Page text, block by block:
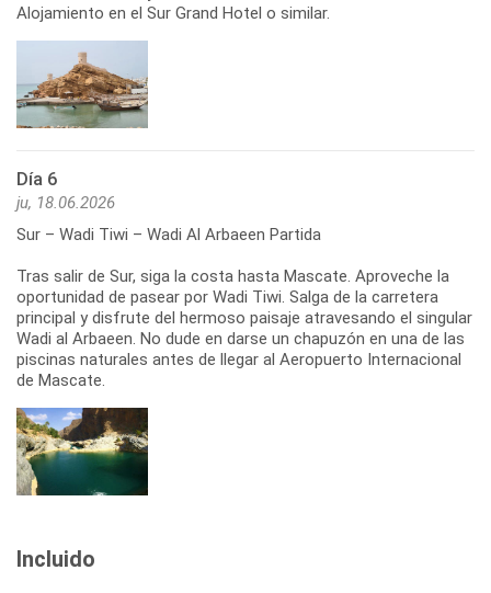
Alojamiento en el Sur Grand Hotel o similar.
Día 6
ju, 18.06.2026
Sur – Wadi Tiwi – Wadi Al Arbaeen Partida
Tras salir de Sur, siga la costa hasta Mascate. Aproveche la
oportunidad de pasear por Wadi Tiwi. Salga de la carretera
principal y disfrute del hermoso paisaje atravesando el singular
Wadi al Arbaeen. No dude en darse un chapuzón en una de las
piscinas naturales antes de llegar al Aeropuerto Internacional
de Mascate.
Incluido